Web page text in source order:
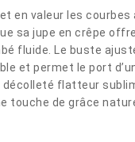
en valeur les courbes
sa jupe en crêpe
fluide. Le buste
et permet le port
décolleté flatteur
touche de grâce